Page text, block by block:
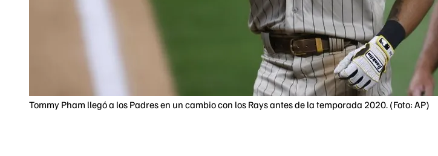
Tommy Pham llegó a los Padres en un cambio con los Rays antes de la temporada 2020. (Foto: AP)